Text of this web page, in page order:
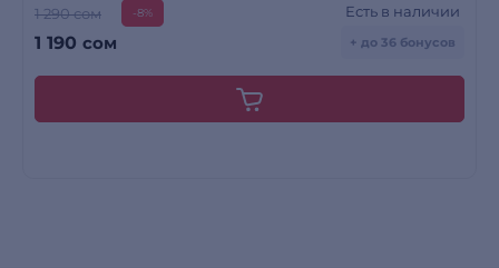
1 290 сом -8%
1 190 сом
Есть в наличии
+ до 36 бонусов